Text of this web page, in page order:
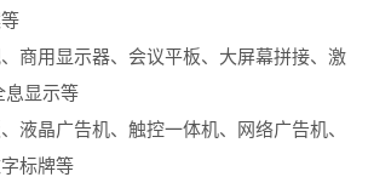
商用显示器、会议平板、大屏幕拼接、激
息显示等
液晶广告机、触控一体机、网络广告机、
标牌等